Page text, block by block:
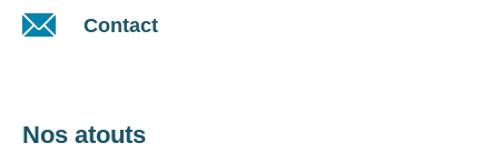
Contact
Nos atouts